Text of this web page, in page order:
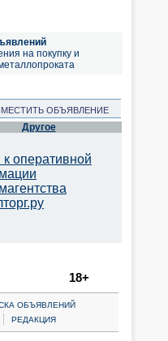
на покупку и
ОБЪЯВЛЕНИЕ
Другое
к оперативной
18+
ОБЪЯВЛЕНИЙ
| РЕДАКЦИЯ